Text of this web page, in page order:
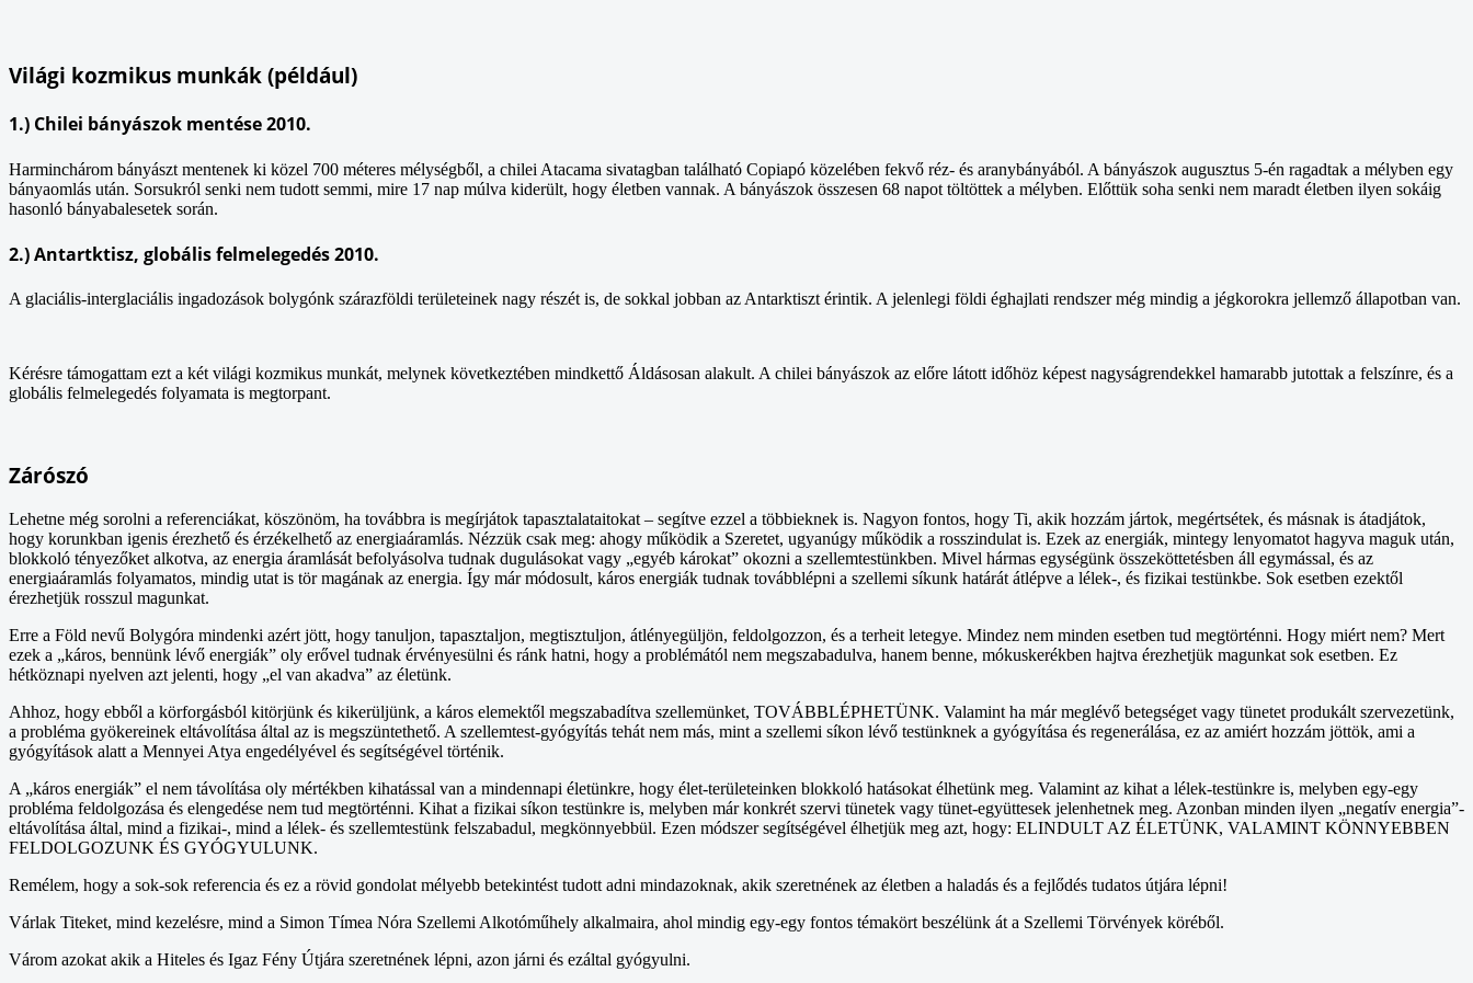
Világi kozmikus munkák (például)
1.) Chilei bányászok mentése 2010.
Harminchárom bányászt mentenek ki közel 700 méteres mélységből, a chilei Atacama sivatagban található Copiapó közelében fekvő réz- és aranybányából. A bányászok augusztus 5-én ragadtak a mélyben egy
bányaomlás után. Sorsukról senki nem tudott semmi, mire 17 nap múlva kiderült, hogy életben vannak. A bányászok összesen 68 napot töltöttek a mélyben. Előttük soha senki nem maradt életben ilyen sokáig
hasonló bányabalesetek során.
2.) Antartktisz, globális felmelegedés 2010.
A glaciális-interglaciális ingadozások bolygónk szárazföldi területeinek nagy részét is, de sokkal jobban az Antarktiszt érintik. A jelenlegi földi éghajlati rendszer még mindig a jégkorokra jellemző állapotban van.
Kérésre támogattam ezt a két világi kozmikus munkát, melynek következtében mindkettő Áldásosan alakult. A chilei bányászok az előre látott időhöz képest nagyságrendekkel hamarabb jutottak a felszínre, és a
globális felmelegedés folyamata is megtorpant.
Zárószó
Lehetne még sorolni a referenciákat, köszönöm, ha továbbra is megírjátok tapasztalataitokat – segítve ezzel a többieknek is. Nagyon fontos, hogy Ti, akik hozzám jártok, megértsétek, és másnak is átadjátok,
hogy korunkban igenis érezhető és érzékelhető az energiaáramlás. Nézzük csak meg: ahogy működik a Szeretet, ugyanúgy működik a rosszindulat is. Ezek az energiák, mintegy lenyomatot hagyva maguk után,
blokkoló tényezőket alkotva, az energia áramlását befolyásolva tudnak dugulásokat vagy „egyéb károkat” okozni a szellemtestünkben. Mivel hármas egységünk összeköttetésben áll egymással, és az
energiaáramlás folyamatos, mindig utat is tör magának az energia. Így már módosult, káros energiák tudnak továbblépni a szellemi síkunk határát átlépve a lélek-, és fizikai testünkbe. Sok esetben ezektől
érezhetjük rosszul magunkat.
Erre a Föld nevű Bolygóra mindenki azért jött, hogy tanuljon, tapasztaljon, megtisztuljon, átlényegüljön, feldolgozzon, és a terheit letegye. Mindez nem minden esetben tud megtörténni. Hogy miért nem? Mert
ezek a „káros, bennünk lévő energiák” oly erővel tudnak érvényesülni és ránk hatni, hogy a problémától nem megszabadulva, hanem benne, mókuskerékben hajtva érezhetjük magunkat sok esetben. Ez
hétköznapi nyelven azt jelenti, hogy „el van akadva” az életünk.
Ahhoz, hogy ebből a körforgásból kitörjünk és kikerüljünk, a káros elemektől megszabadítva szellemünket, TOVÁBBLÉPHETÜNK. Valamint ha már meglévő betegséget vagy tünetet produkált szervezetünk,
a probléma gyökereinek eltávolítása által az is megszüntethető. A szellemtest-gyógyítás tehát nem más, mint a szellemi síkon lévő testünknek a gyógyítása és regenerálása, ez az amiért hozzám jöttök, ami a
gyógyítások alatt a Mennyei Atya engedélyével és segítségével történik.
A „káros energiák” el nem távolítása oly mértékben kihatással van a mindennapi életünkre, hogy élet-területeinken blokkoló hatásokat élhetünk meg. Valamint az kihat a lélek-testünkre is, melyben egy-egy
probléma feldolgozása és elengedése nem tud megtörténni. Kihat a fizikai síkon testünkre is, melyben már konkrét szervi tünetek vagy tünet-együttesek jelenhetnek meg. Azonban minden ilyen „negatív energia”-
eltávolítása által, mind a fizikai-, mind a lélek- és szellemtestünk felszabadul, megkönnyebbül. Ezen módszer segítségével élhetjük meg azt, hogy: ELINDULT AZ ÉLETÜNK, VALAMINT KÖNNYEBBEN
FELDOLGOZUNK ÉS GYÓGYULUNK.
Remélem, hogy a sok-sok referencia és ez a rövid gondolat mélyebb betekintést tudott adni mindazoknak, akik szeretnének az életben a haladás és a fejlődés tudatos útjára lépni!
Várlak Titeket, mind kezelésre, mind a Simon Tímea Nóra Szellemi Alkotóműhely alkalmaira, ahol mindig egy-egy fontos témakört beszélünk át a Szellemi Törvények köréből.
Várom azokat akik a Hiteles és Igaz Fény Útjára szeretnének lépni, azon járni és ezáltal gyógyulni.